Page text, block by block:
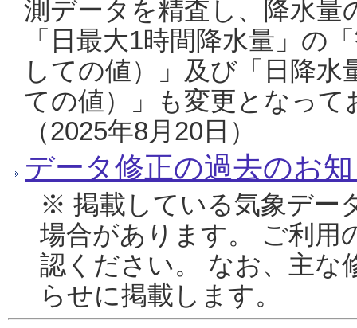
測データを精査し、降水
「日最大1時間降水量」の
しての値）」及び「日降
ての値）」も変更となっ
（2025年8月20日）
データ修正の過去のお
※ 掲載している気象デー
場合があります。 ご利用
認ください。 なお、主な
らせに掲載します。